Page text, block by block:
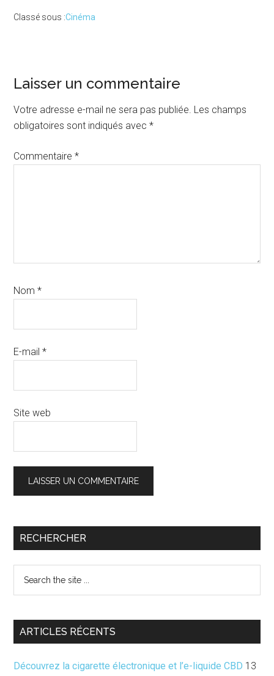
Classé sous :Cinéma
Interactions
du
lecteur
Laisser un commentaire
Votre adresse e-mail ne sera pas publiée. Les champs
obligatoires sont indiqués avec*
Commentaire*
Nom*
E-mail*
Site web
Barre
principale
RECHERCHER
...
ARTICLES RÉCENTS
Découvrez la cigarette électronique et l’e-liquide CBD 13